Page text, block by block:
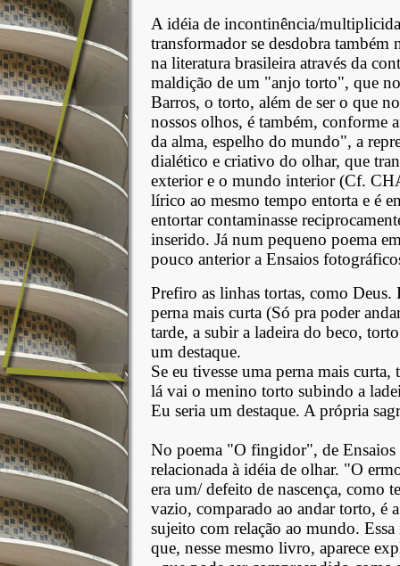
A idéia de incontinência/
transformador se desdobra
na literatura brasileira através da
maldição de um "anjo torto", que
Barros, o torto, além de ser o que
nossos olhos, é também, conforme
da alma, espelho do mundo", a
dialético e criativo do olhar, que
exterior e o mundo interior (Cf.
lírico ao mesmo tempo entorta e é
entortar contaminasse
inserido. Já num pequeno poema
pouco anterior a Ensaios
Prefiro as linhas tortas, como
perna mais curta (Só pra poder
tarde, a subir a ladeira do beco,
um destaque.
Se eu tivesse uma perna mais
lá vai o menino torto subindo a
Eu seria um destaque. A própria
No poema "O fingidor", de Ensaios
relacionada à idéia de olhar. "O
era um/ defeito de nascença, como
vazio, comparado ao andar torto, é
sujeito com relação ao mundo.
que, nesse mesmo livro, aparece